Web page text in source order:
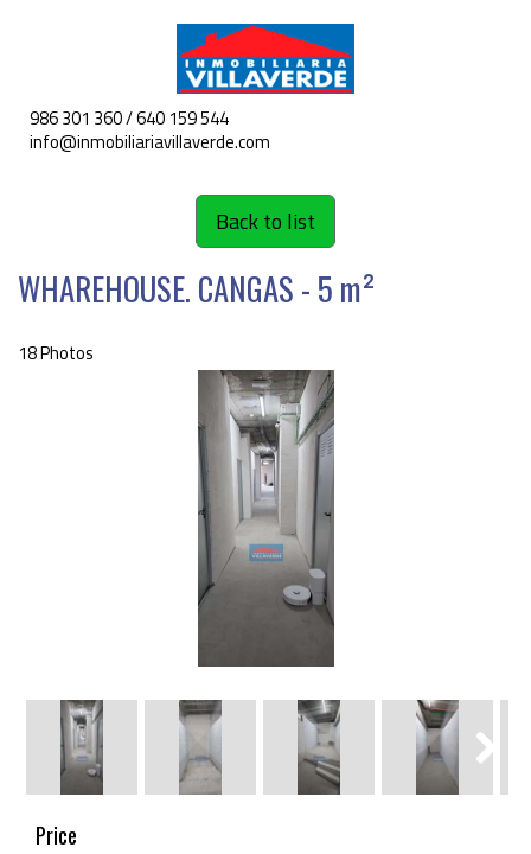
986 301 360 / 640 159 544
info@inmobiliariavillaverde.com
Back to list
WHAREHOUSE. CANGAS - 5 m²
18 Photos
Price